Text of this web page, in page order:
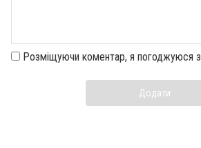
Розміщуючи коментар, я погоджуюся з
Додати